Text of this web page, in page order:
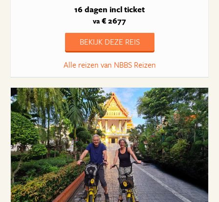
16 dagen incl ticket
va € 2677
BEKIJK DEZE REIS
Alle reizen van NBBS Reizen